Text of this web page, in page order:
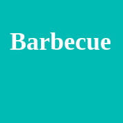
Barbecue